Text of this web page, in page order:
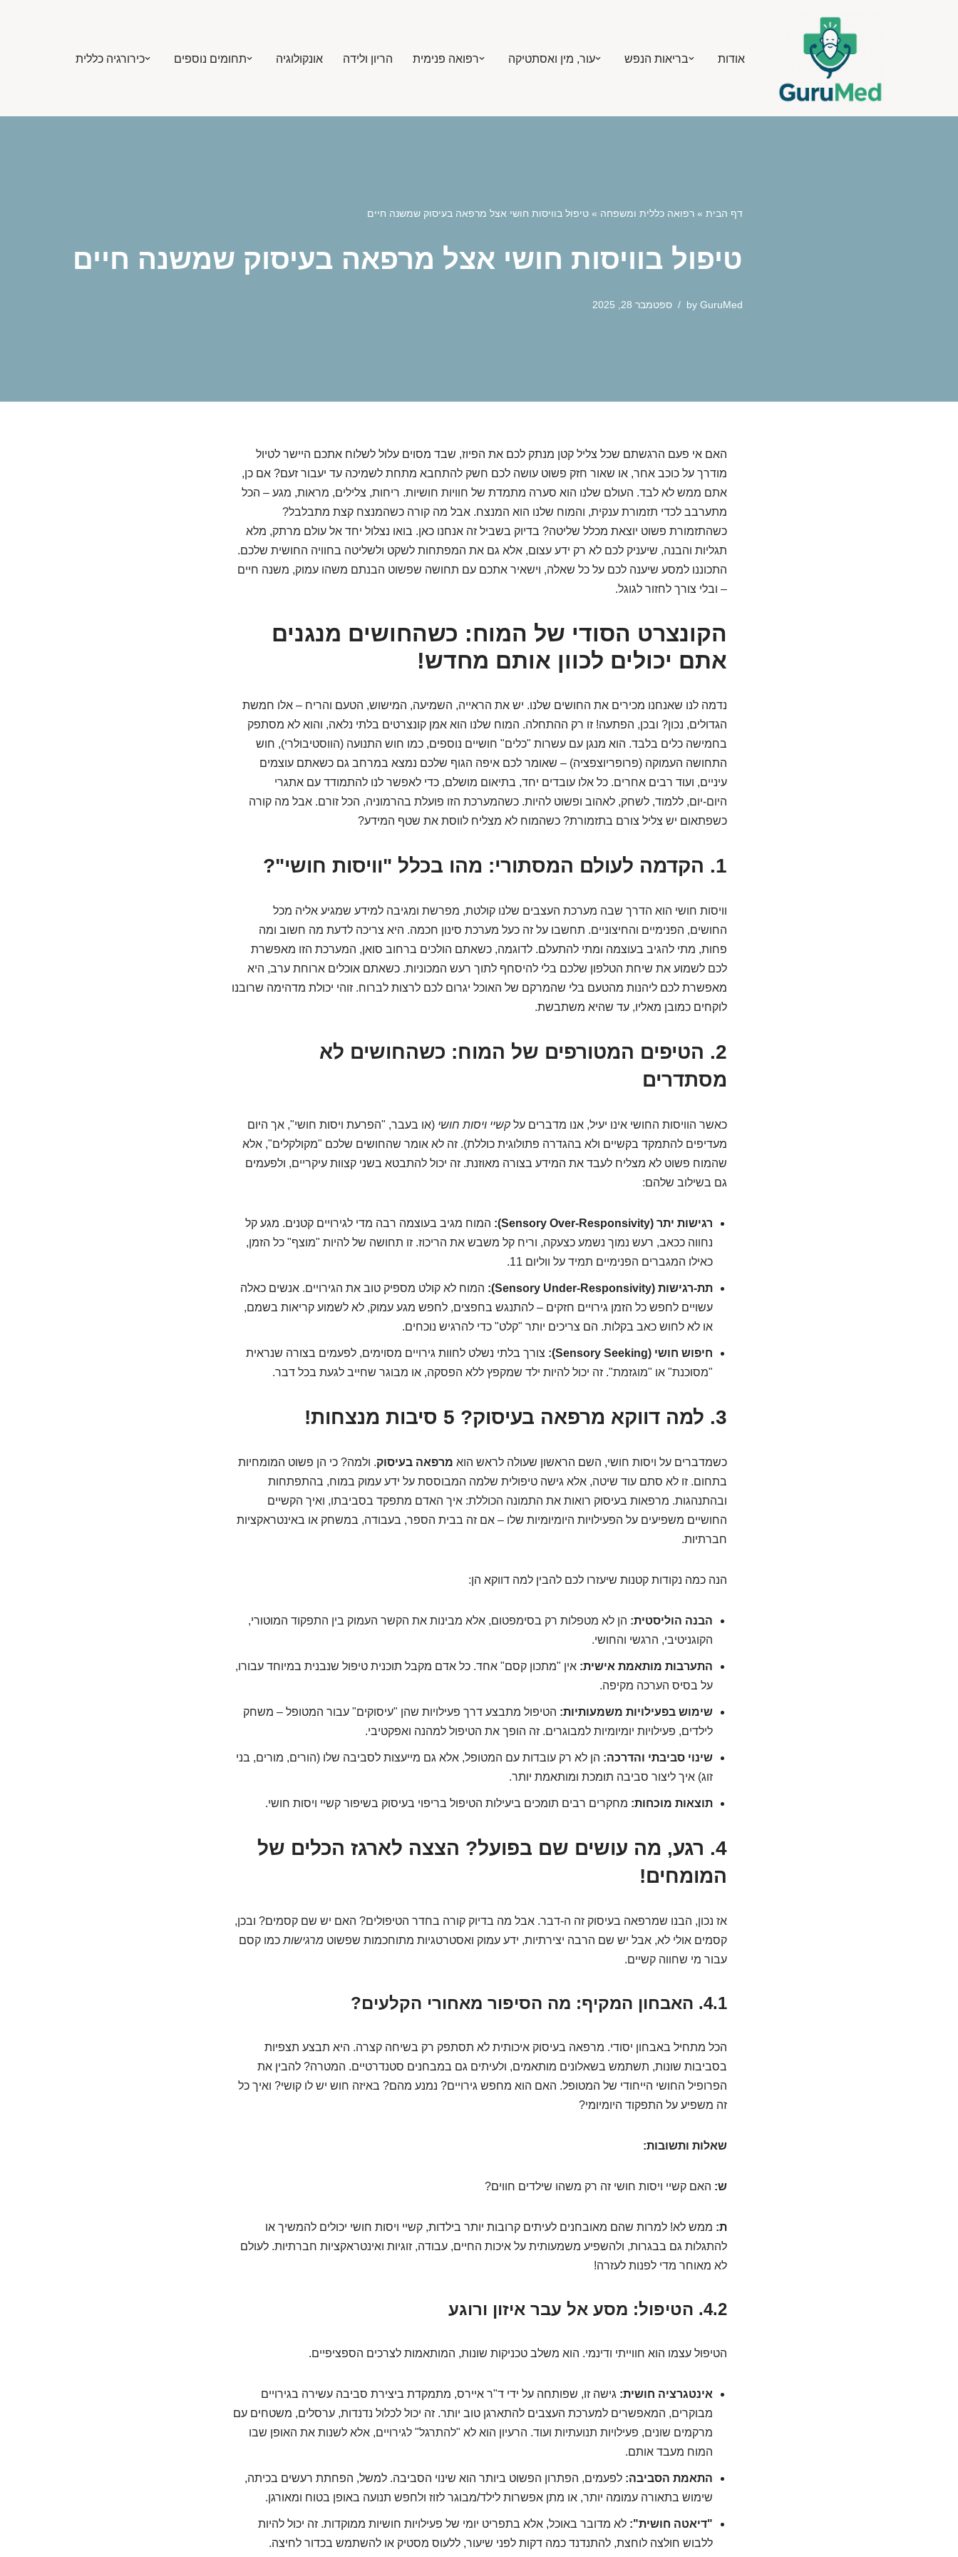
אודות בריאות הנפש עור, מין ואסתטיקה רפואה פנימית הריון ולידה אונקולוגיה תחומים נוספים כירורגיה כללית
דף הבית » רפואה כללית ומשפחה » טיפול בוויסות חושי אצל מרפאה בעיסוק שמשנה חיים
טיפול בוויסות חושי אצל מרפאה בעיסוק שמשנה חיים
by GuruMed ספטמבר 28, 2025
האם אי פעם הרגשתם שכל צליל קטן מנתק לכם את הפיוז, שבד מסוים עלול לשלוח אתכם היישר לטיול
מודרך על כוכב אחר, או שאור חזק פשוט עושה לכם חשק להתחבא מתחת לשמיכה עד יעבור זעם? אם כן,
אתם ממש לא לבד. העולם שלנו הוא סערה מתמדת של חוויות חושיות. ריחות, צלילים, מראות, מגע – הכל
מתערבב לכדי תזמורת ענקית, והמוח שלנו הוא המנצח. אבל מה קורה כשהמנצח קצת מתבלבל?
כשהתזמורת פשוט יוצאת מכלל שליטה? בדיוק בשביל זה אנחנו כאן. בואו נצלול יחד אל עולם מרתק, מלא
תגליות והבנה, שיעניק לכם לא רק ידע עצום, אלא גם את המפתחות לשקט ולשליטה בחוויה החושית שלכם.
התכוננו למסע שיענה לכם על כל שאלה, וישאיר אתכם עם תחושה שפשוט הבנתם משהו עמוק, משנה חיים
– ובלי צורך לחזור לגוגל.
הקונצרט הסודי של המוח: כשהחושים מנגנים
אתם יכולים לכוון אותם מחדש!
נדמה לנו שאנחנו מכירים את החושים שלנו. יש את הראייה, השמיעה, המישוש, הטעם והריח – אלו חמשת
הגדולים, נכון? ובכן, הפתעה! זו רק ההתחלה. המוח שלנו הוא אמן קונצרטים בלתי נלאה, והוא לא מסתפק
בחמישה כלים בלבד. הוא מנגן עם עשרות "כלים" חושיים נוספים, כמו חוש התנועה (הווסטיבולרי), חוש
התחושה העמוקה (פרופריוצפציה) – שאומר לכם איפה הגוף שלכם נמצא במרחב גם כשאתם עוצמים
עיניים, ועוד רבים אחרים. כל אלו עובדים יחד, בתיאום מושלם, כדי לאפשר לנו להתמודד עם אתגרי
היום-יום, ללמוד, לשחק, לאהוב ופשוט להיות. כשהמערכת הזו פועלת בהרמוניה, הכל זורם. אבל מה קורה
כשפתאום יש צליל צורם בתזמורת? כשהמוח לא מצליח לווסת את שטף המידע?
1. הקדמה לעולם המסתורי: מהו בכלל "וויסות חושי"?
וויסות חושי הוא הדרך שבה מערכת העצבים שלנו קולטת, מפרשת ומגיבה למידע שמגיע אליה מכל
החושים, הפנימיים והחיצוניים. תחשבו על זה כעל מערכת סינון חכמה. היא צריכה לדעת מה חשוב ומה
פחות, מתי להגיב בעוצמה ומתי להתעלם. לדוגמה, כשאתם הולכים ברחוב סואן, המערכת הזו מאפשרת
לכם לשמוע את שיחת הטלפון שלכם בלי להיסחף לתוך רעש המכוניות. כשאתם אוכלים ארוחת ערב, היא
מאפשרת לכם ליהנות מהטעם בלי שהמרקם של האוכל יגרום לכם לרצות לברוח. זוהי יכולת מדהימה שרובנו
לוקחים כמובן מאליו, עד שהיא משתבשת.
2. הטיפים המטורפים של המוח: כשהחושים לא
מסתדרים
כאשר הוויסות החושי אינו יעיל, אנו מדברים עלקשיי ויסות חושי (או בעבר, "הפרעת ויסות חושי", אך היום
מעדיפים להתמקד בקשיים ולא בהגדרה פתולוגית כוללת). זה לא אומר שהחושים שלכם "מקולקלים", אלא
שהמוח פשוט לא מצליח לעבד את המידע בצורה מאוזנת. זה יכול להתבטא בשני קצוות עיקריים, ולפעמים
גם בשילוב שלהם:
רגישות יתר (Sensory Over-Responsivity):
המוח מגיב בעוצמה רבה מדי לגירויים קטנים. מגע קל
נחווה ככאב, רעש נמוך נשמע כצעקה, וריח קל משבש את הריכוז. זו תחושה של להיות "מוצף" כל הזמן,
כאילו המגברים הפנימיים תמיד על ווליום 11.
תת-רגישות (Sensory Under-Responsivity):
המוח לא קולט מספיק טוב את הגירויים. אנשים כאלה
עשויים לחפש כל הזמן גירויים חזקים – להתנגש בחפצים, לחפש מגע עמוק, לא לשמוע קריאות בשמם,
או לא לחוש כאב בקלות. הם צריכים יותר "קלט" כדי להרגיש נוכחים.
חיפוש חושי (Sensory Seeking):
צורך בלתי נשלט לחוות גירויים מסוימים, לפעמים בצורה שנראית
"מסוכנת" או "מוגזמת". זה יכול להיות ילד שמקפץ ללא הפסקה, או מבוגר שחייב לגעת בכל דבר.
3. למה דווקא מרפאה בעיסוק? 5 סיבות מנצחות!
כשמדברים על ויסות חושי, השם הראשון שעולה לראש הוא מרפאה בעיסוק. ולמה? כי הן פשוט המומחיות
בתחום. זו לא סתם עוד שיטה, אלא גישה טיפולית שלמה המבוססת על ידע עמוק במוח, בהתפתחות
ובהתנהגות. מרפאות בעיסוק רואות את התמונה הכוללת: איך האדם מתפקד בסביבתו, ואיך הקשיים
החושיים משפיעים על הפעילויות היומיומיות שלו – אם זה בבית הספר, בעבודה, במשחק או באינטראקציות
חברתיות.
הנה כמה נקודות קטנות שיעזרו לכם להבין למה דווקא הן:
הבנה הוליסטית: הן לא מטפלות רק בסימפטום, אלא מבינות את הקשר העמוק בין התפקוד המוטורי,
הקוגניטיבי, הרגשי והחושי.
התערבות מותאמת אישית: אין "מתכון קסם" אחד. כל אדם מקבל תוכנית טיפול שנבנית במיוחד עבורו,
על בסיס הערכה מקיפה.
שימוש בפעילויות משמעותיות: הטיפול מתבצע דרך פעילויות שהן "עיסוקים" עבור המטופל – משחק
לילדים, פעילויות יומיומיות למבוגרים. זה הופך את הטיפול למהנה ואפקטיבי.
שינוי סביבתי והדרכה: הן לא רק עובדות עם המטופל, אלא גם מייעצות לסביבה שלו (הורים, מורים, בני
זוג) איך ליצור סביבה תומכת ומותאמת יותר.
תוצאות מוכחות: מחקרים רבים תומכים ביעילות הטיפול בריפוי בעיסוק בשיפור קשיי ויסות חושי.
4. רגע, מה עושים שם בפועל? הצצה לארגז הכלים של
המומחים!
אז נכון, הבנו שמרפאה בעיסוק זה ה-דבר. אבל מה בדיוק קורה בחדר הטיפולים? האם יש שם קסמים? ובכן,
קסמים אולי לא, אבל יש שם הרבה יצירתיות, ידע עמוק ואסטרטגיות מתוחכמות שפשוט מרגישות כמו קסם
עבור מי שחווה קשיים.
4.1. האבחון המקיף: מה הסיפור מאחורי הקלעים?
הכל מתחיל באבחון יסודי. מרפאה בעיסוק איכותית לא תסתפק רק בשיחה קצרה. היא תבצע תצפיות
בסביבות שונות, תשתמש בשאלונים מותאמים, ולעיתים גם במבחנים סטנדרטיים. המטרה? להבין את
הפרופיל החושי הייחודי של המטופל. האם הוא מחפש גירויים? נמנע מהם? באיזה חוש יש לו קושי? ואיך כל
זה משפיע על התפקוד היומיומי?
שאלות ותשובות:
ש: האם קשיי ויסות חושי זה רק משהו שילדים חווים?
ת: ממש לא! למרות שהם מאובחנים לעיתים קרובות יותר בילדות, קשיי ויסות חושי יכולים להמשיך או
להתגלות גם בבגרות, ולהשפיע משמעותית על איכות החיים, עבודה, זוגיות ואינטראקציות חברתיות. לעולם
לא מאוחר מדי לפנות לעזרה!
4.2. הטיפול: מסע אל עבר איזון ורוגע
הטיפול עצמו הוא חווייתי ודינמי. הוא משלב טכניקות שונות, המותאמות לצרכים הספציפיים.
אינטגרציה חושית: גישה זו, שפותחה על ידי ד"ר איירס, מתמקדת ביצירת סביבה עשירה בגירויים
מבוקרים, המאפשרים למערכת העצבים להתארגן טוב יותר. זה יכול לכלול נדנדות, ערסלים, משטחים עם
מרקמים שונים, פעילויות תנועתיות ועוד. הרעיון הוא לא "להתרגל" לגירויים, אלא לשנות את האופן שבו
המוח מעבד אותם.
התאמת הסביבה: לפעמים, הפתרון הפשוט ביותר הוא שינוי הסביבה. למשל, הפחתת רעשים בכיתה,
שימוש בתאורה עמומה יותר, או מתן אפשרות לילד/מבוגר לזוז ולחפש תנועה באופן בטוח ומאורגן.
"דיאטה חושית": לא מדובר באוכל, אלא בתפריט יומי של פעילויות חושיות ממוקדות. זה יכול להיות
ללבוש חולצה לוחצת, להתנדנד כמה דקות לפני שיעור, ללעוס מסטיק או להשתמש בכדור לחיצה.